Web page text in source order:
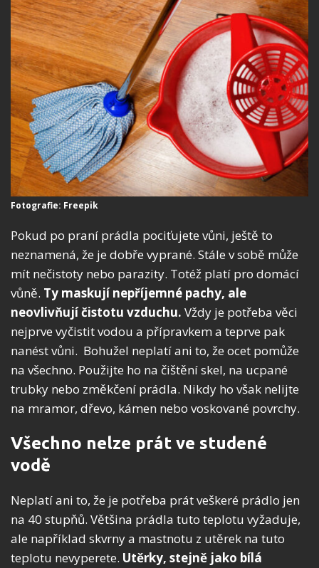
Fotografie: Freepik
Pokud po praní prádla pociťujete vůni, ještě to
neznamená, že je dobře vyprané. Stále v sobě může
mít nečistoty nebo parazity. Totéž platí pro domácí
vůně. Ty maskují nepříjemné pachy, ale
neovlivňují čistotu vzduchu. Vždy je potřeba věci
nejprve vyčistit vodou a přípravkem a teprve pak
nanést vůni. Bohužel neplatí ani to, že ocet pomůže
na všechno. Použijte ho na čištění skel, na ucpané
trubky nebo změkčení prádla. Nikdy ho však nelijte
na mramor, dřevo, kámen nebo voskované povrchy.
Všechno nelze prát ve studené
vodě
Neplatí ani to, že je potřeba prát veškeré prádlo jen
na 40 stupňů. Většina prádla tuto teplotu vyžaduje,
ale například skvrny a mastnotu z utěrek na tuto
teplotu nevyperete. Utěrky, stejně jako bílá